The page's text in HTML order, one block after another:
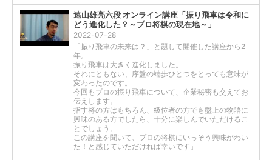
遠山雄亮六段 オンライン講座「振り飛車は令和に
どう進化した？～プロ将棋の現在地～」
2022-07-28
「振り飛車の未来は？」と題して開催した講座から2
年。
振り飛車は大きく進化しました。
それにともない、序盤の端歩ひとつをとっても意味が
変わったのです。
今回もプロの振り飛車について、企業秘密も交えてお
伝えします。
指す将の方はもちろん、級位者の方でも盤上の物語に
興味のある方でしたら、十分に楽しんでいただけるこ
とでしょう。
この講座を聞いて、プロの将棋にいっそう興味がわい
た！と感じていただければ幸いです」